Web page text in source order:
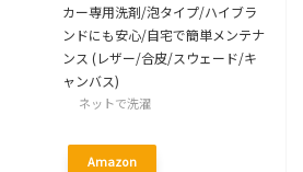
カー専用洗剤/泡タイプ/ハイブラ
ンドにも安心/自宅で簡単メンテナ
ンス (レザー/合皮/スウェード/キ
ャンバス)
ネットで洗濯
Amazon